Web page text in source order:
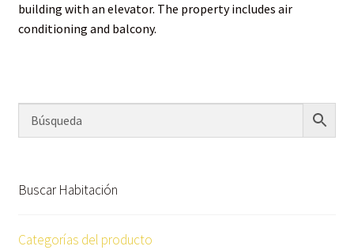
building with an elevator. The property includes air
conditioning and balcony.
Buscar Habitación
Categorías del producto